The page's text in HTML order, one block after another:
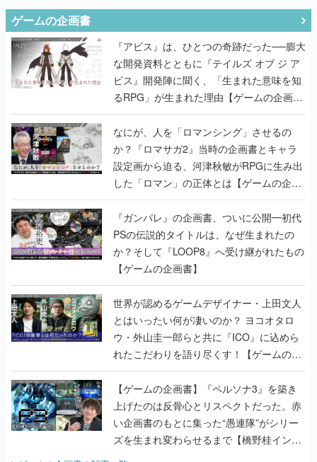
ゲームの企画書
『アビス』は、ひとつの奇跡だった──膨大
な開発資料とともに『テイルズ オブ ジ ア
ビス』開発陣に聞く、「生まれた意味を知
るRPG」が生まれた理由【ゲームの企画
書】
なにが、人を「ロマンシング」させるの
か？『ロマサガ2』当時の企画書とキャラ
設定画から迫る、河津秋敏がRPGに生み出
した「ロマン」の正体とは【ゲームの企画
書】
『ガンパレ』の企画書、ついに公開━初代
PSの伝説的タイトルは、なぜ生まれたの
か？そして『LOOP8』へ受け継がれたもの
【ゲームの企画書】
世界が認めるゲームデザイナー・上田文人
とはいったい何が凄いのか？ ヨコオタロ
ウ・外山圭一郎らと共に『ICO』に込めら
れたこだわりを語り尽くす！【ゲームの企
画書】
【ゲームの企画書】『ペルソナ3』を築き
上げたのは反骨心とリスペクトだった。赤
い企画書のもとに集った“愚連隊”がシリー
ズを生まれ変わらせるまで【橋野桂インタ
ビュー】